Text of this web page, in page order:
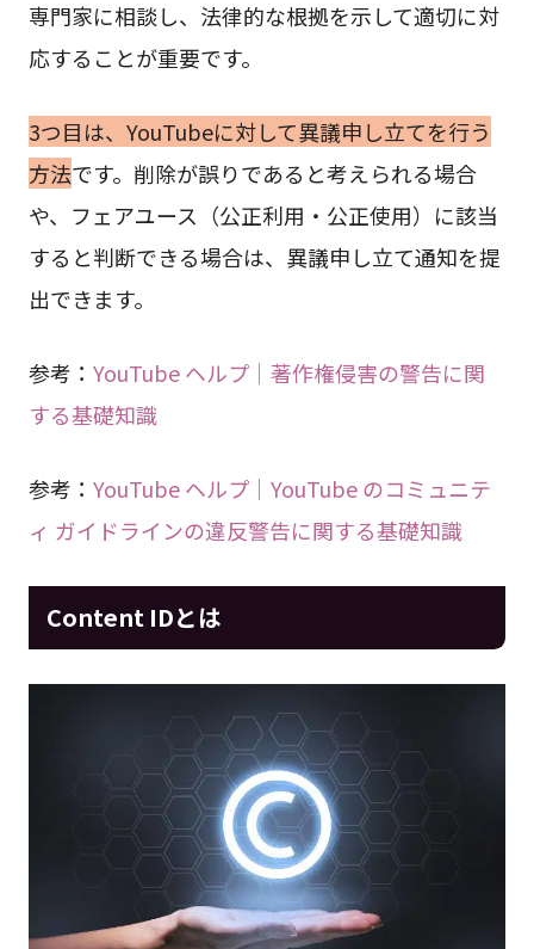
専門家に相談し、法律的な根拠を示して適切に対
応することが重要です。
3つ目は、YouTubeに対して異議申し立てを行う
方法です。削除が誤りであると考えられる場合
や、フェアユース（公正利用・公正使用）に該当
すると判断できる場合は、異議申し立て通知を提
出できます。
参考： YouTube ヘルプ｜著作権侵害の警告に関
する基礎知識
参考： YouTube ヘルプ｜YouTube のコミュニテ
ィ ガイドラインの違反警告に関する基礎知識
Content IDとは